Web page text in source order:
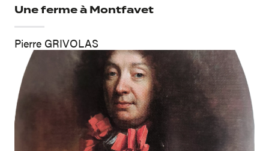
Une ferme à Montfavet
Pierre GRIVOLAS